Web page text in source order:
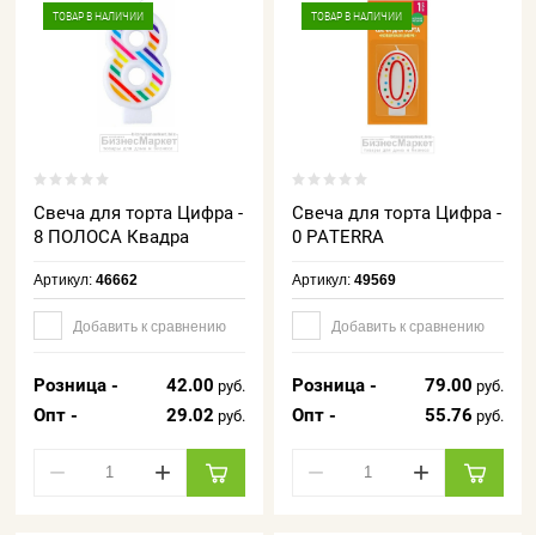
ТОВАР В НАЛИЧИИ
Свеча для торта Цифра -
8 ПОЛОСА Квадра
Артикул:46662
Добавить к сравнению
Розница - 42.00 руб.
Опт - 29.02 руб.
− +
ТОВАР В НАЛИЧИИ
Свеча для торта Цифра -
0 PATERRA
Артикул:49569
Добавить к сравнению
Розница - 79.00 руб.
Опт - 55.76 руб.
− +